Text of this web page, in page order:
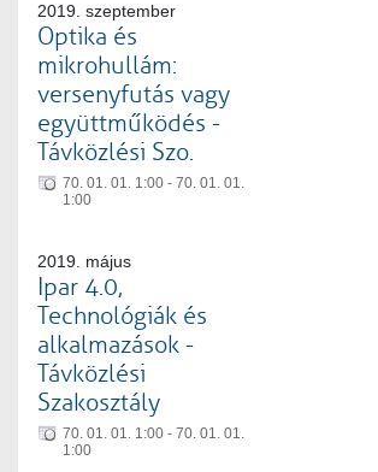
2019. szeptember
Optika és
mikrohullám:
versenyfutás vagy
együttműködés -
Távközlési Szo.
70. 01. 01. 1:00 - 70. 01. 01.
1:00
2019. május
Ipar 4.0,
Technológiák és
alkalmazások -
Távközlési
Szakosztály
70. 01. 01. 1:00 - 70. 01. 01.
1:00